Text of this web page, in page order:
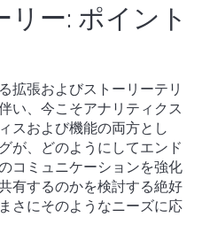
ー: ポイント
拡張およびストーリーテリ
い、今こそアナリティクス
スおよび機能の両方とし
が、どのようにしてエンド
コミュニケーションを強化
有するのかを検討する絶好
さにそのようなニーズに応